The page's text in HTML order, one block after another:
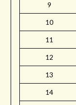
9
10
11
12
13
14